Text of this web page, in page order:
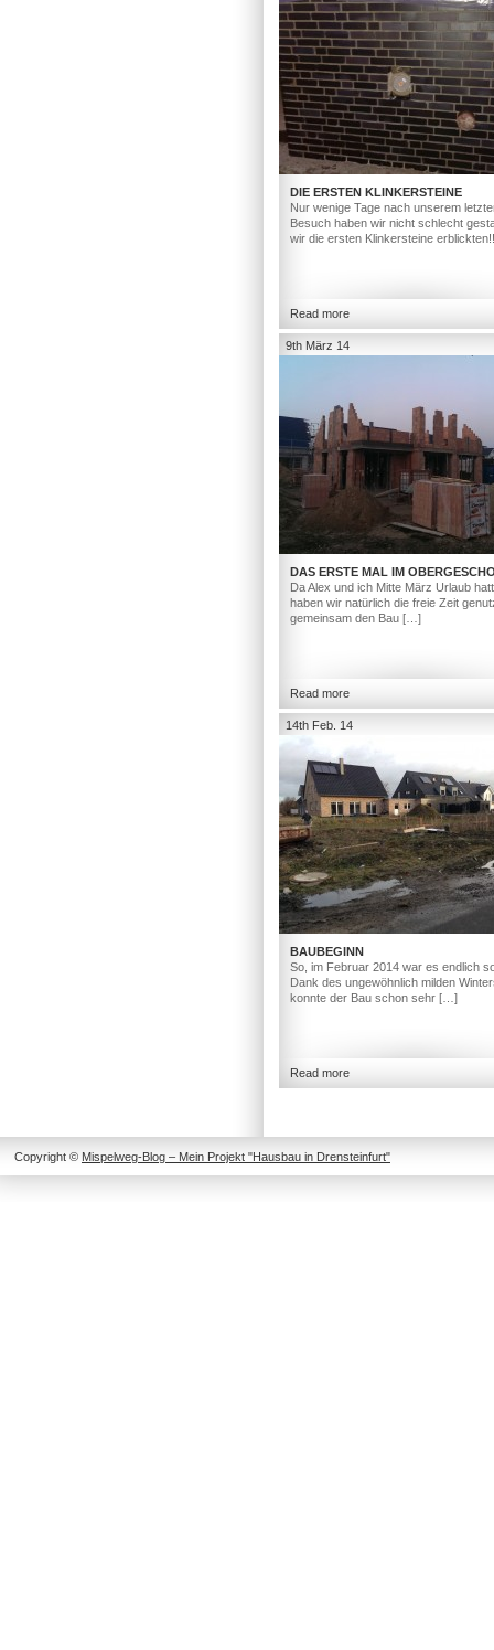
DIE ERSTEN KLINKERSTEINE
Nur wenige Tage nach unserem
Besuch haben wir nicht schlecht
wir die ersten Klinkersteine
Read more
9th März 14
DAS ERSTE MAL IM
Da Alex und ich Mitte März Urlaub
haben wir natürlich die freie Zeit
gemeinsam den Bau […]
Read more
14th Feb. 14
BAUBEGINN
So, im Februar 2014 war es endlich
Dank des ungewöhnlich milden
konnte der Bau schon sehr […]
Read more
Copyright © Mispelweg-Blog – Mein Projekt "Hausbau in Drensteinfurt"